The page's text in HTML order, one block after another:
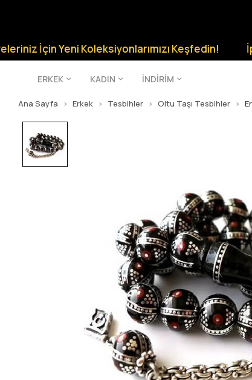
Yeni Koleksiyonlarımızı Keşfedin! İpek
ERKEK KADIN İNDİRİM
Ana Sayfa Erkek Tesbihler Oltu Taşı Tesbihler